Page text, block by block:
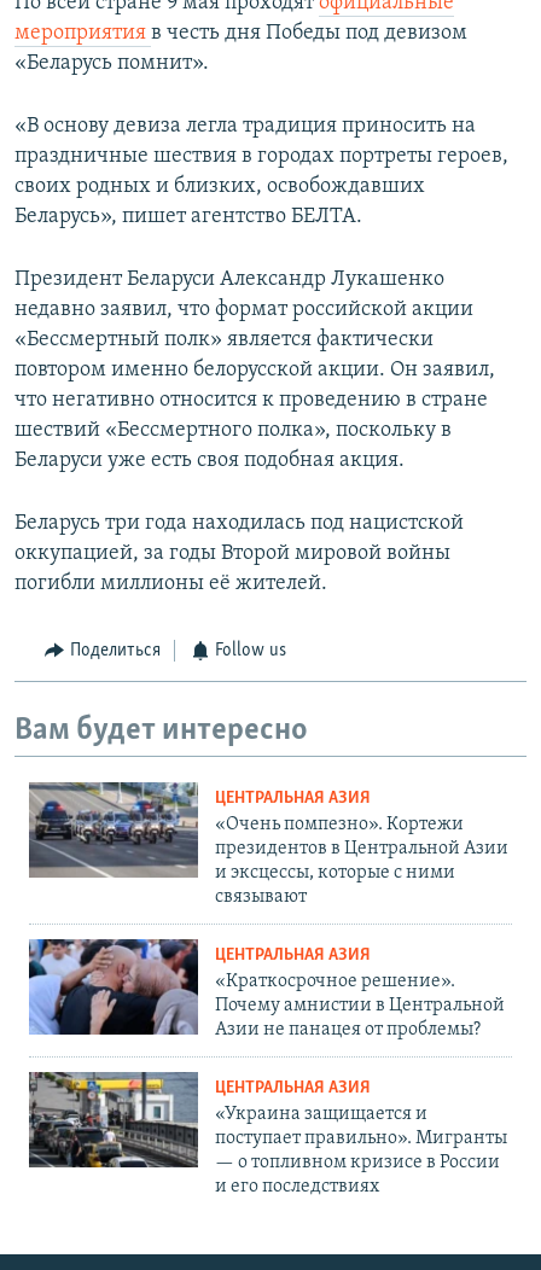
мероприятия в честь дня Победы под девизом
«Беларусь помнит».
«В основу девиза легла традиция приносить на
праздничные шествия в городах портреты героев,
своих родных и близких, освобождавших
Беларусь», пишет агентство БЕЛТА.
Президент Беларуси Александр Лукашенко
недавно заявил, что формат российской акции
«Бессмертный полк» является фактически
повтором именно белорусской акции. Он заявил,
что негативно относится к проведению в стране
шествий «Бессмертного полка», поскольку в
Беларуси уже есть своя подобная акция.
Беларусь три года находилась под нацистской
оккупацией, за годы Второй мировой войны
погибли миллионы её жителей.
Поделиться Follow us
Вам будет интересно
ЦЕНТРАЛЬНАЯ АЗИЯ
«Очень помпезно». Кортежи
президентов в Центральной Азии
и эксцессы, которые с ними
связывают
ЦЕНТРАЛЬНАЯ АЗИЯ
«Краткосрочное решение».
Почему амнистии в Центральной
Азии не панацея от проблемы?
ЦЕНТРАЛЬНАЯ АЗИЯ
«Украина защищается и
поступает правильно». Мигранты
— о топливном кризисе в России
и его последствиях